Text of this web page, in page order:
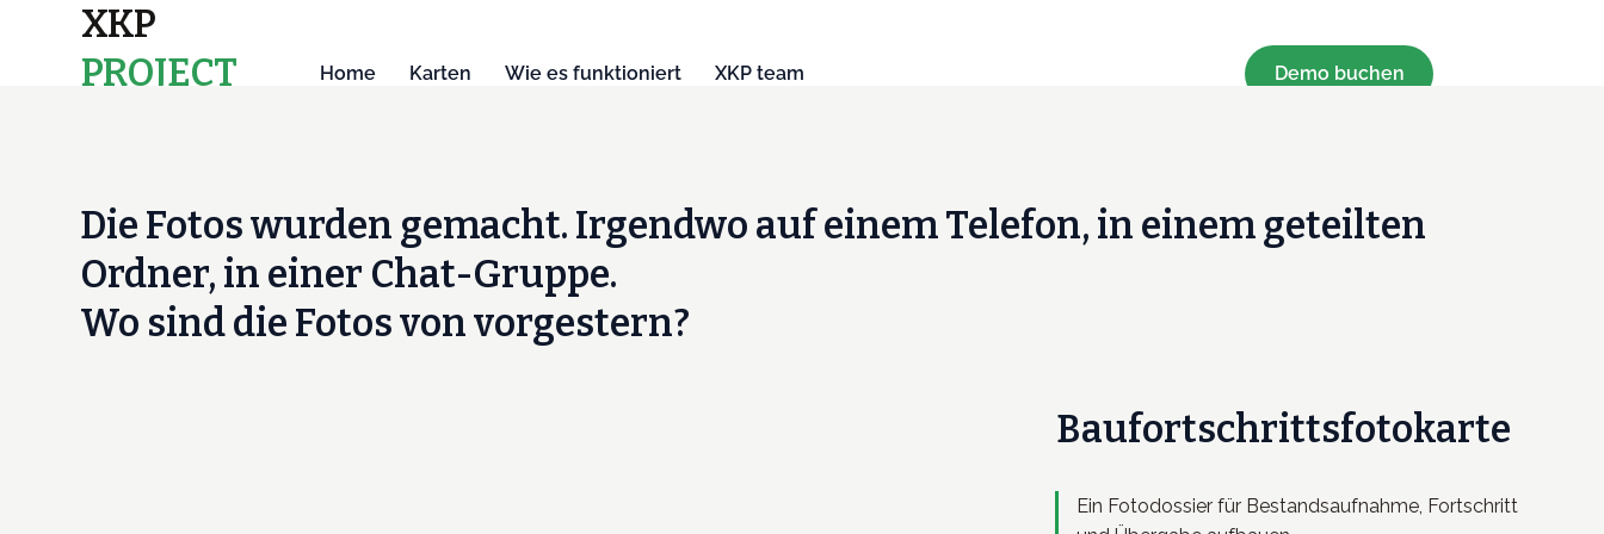
XKP
PROJECT
Home Karten Wie es funktioniert XKP team Demo buchen
Die Fotos wurden gemacht. Irgendwo auf einem Telefon, in einem geteilten
Ordner, in einer Chat-Gruppe.
Wo sind die Fotos von vorgestern?
Baufortschrittsfotokarte
Ein Fotodossier für Bestandsaufnahme, Fortschritt